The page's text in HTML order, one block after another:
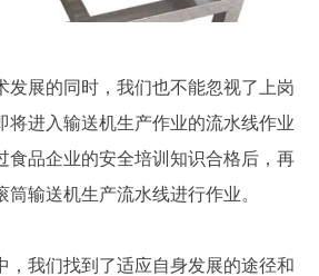
发展的同时，我们也不能忽视了上岗
将进入输送机生产作业的流水线作业
食品企业的安全培训知识合格后，再
输送机生产流水线进行作业。
，我们找到了适应自身发展的途径和